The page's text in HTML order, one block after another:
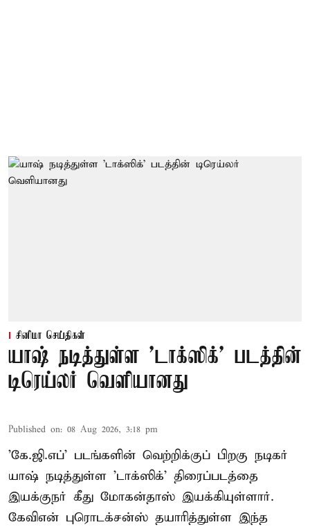
சினிமா செய்திகள்
யாஷ் நடித்துள்ள 'டாக்‌ஸிக்' படத்தின்
டிரெய்லர் வெளியானது
Published on: 08 Aug 2026, 3:18 pm
'கே.ஜி.எப்' படங்களின் வெற்றிக்குப் பிறகு நடிகர்
யாஷ் நடித்துள்ள 'டாக்ஸிக்' திரைப்படத்தை
இயக்குநர் கீது மோகன்தாஸ் இயக்கியுள்ளார்.
கேவிஎன் புரொடக்சன்ஸ் தயாரித்துள்ள இந்த